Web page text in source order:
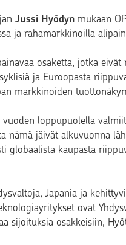
Jussi Hyödyn mukaan
ja rahamarkkinoilla
osaketta, jotka
ja Euroopasta
markkinoiden
loppupuolella
nämä jäivät alkuvuonna
globaalista kaupasta
Japania ja
ovat
sijoituksia osakkeisiin,